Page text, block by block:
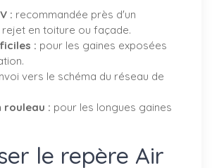
: recommandée près d'un
en toiture ou façade.
: pour les gaines exposées
vers le schéma du réseau de
rouleau : pour les longues gaines
le repère Air